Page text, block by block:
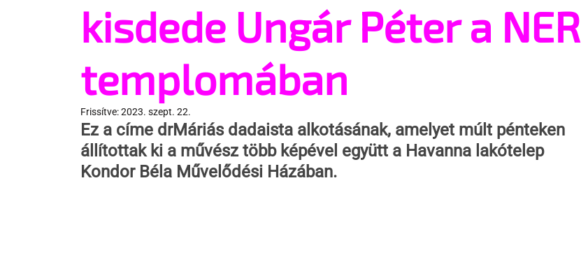
kisdede Ungár Péter a NER
templomában
Frissítve:2023. szept. 22.
Ez a címe drMáriás dadaista alkotásának, amelyet múlt pénteken
állítottak ki a művész több képével együtt a Havanna lakótelep
Kondor Béla Művelődési Házában.